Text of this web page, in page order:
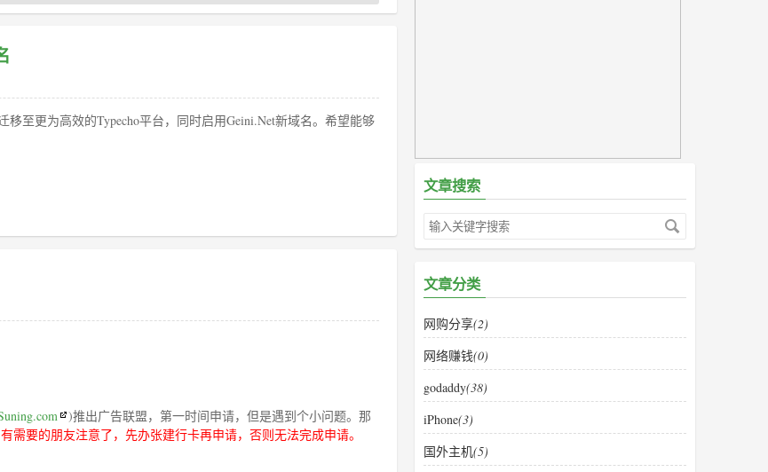
至更为高效的Typecho平台，同时启用Geini.Net新域名。希望能够
)推出广告联盟，第一时间申请，但是遇到个小问题。那
有需要的朋友注意了，先办张建行卡再申请，否则无法完成申请。
文章搜索
文章分类
网购分享(2)
网络赚钱(0)
godaddy(38)
iPhone(3)
国外主机(5)